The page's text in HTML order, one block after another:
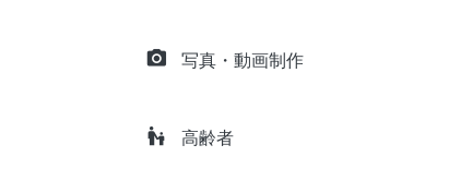
camera_alt 写真・動画制作
escalator_warning 高齢者